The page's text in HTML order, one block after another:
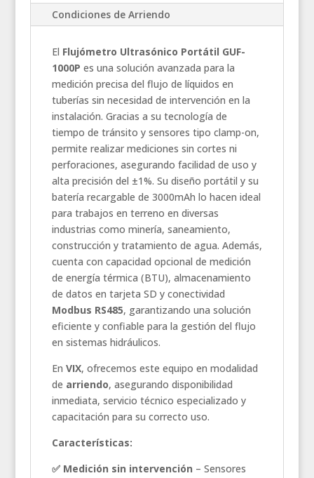
Condiciones de Arriendo
El Flujómetro Ultrasónico Portátil GUF-
1000P es una solución avanzada para la
medición precisa del flujo de líquidos en
tuberías sin necesidad de intervención en la
instalación. Gracias a su tecnología de
tiempo de tránsito y sensores tipo clamp-on,
permite realizar mediciones sin cortes ni
perforaciones, asegurando facilidad de uso y
alta precisión del ±1%. Su diseño portátil y su
batería recargable de 3000mAh lo hacen ideal
para trabajos en terreno en diversas
industrias como minería, saneamiento,
construcción y tratamiento de agua. Además,
cuenta con capacidad opcional de medición
de energía térmica (BTU), almacenamiento
de datos en tarjeta SD y conectividad
Modbus RS485, garantizando una solución
eficiente y confiable para la gestión del flujo
en sistemas hidráulicos.
En VIX, ofrecemos este equipo en modalidad
de arriendo, asegurando disponibilidad
inmediata, servicio técnico especializado y
capacitación para su correcto uso.
Características:
✅ Medición sin intervención – Sensores